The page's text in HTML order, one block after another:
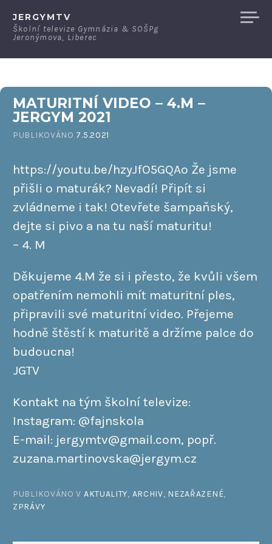
JERGYMTV
Školní televize Gymnázia & SOŠPg
Jeronýmova, Liberec
MATURITNÍ VIDEO – 4.M –
JERGYM 2021
PUBLIKOVÁNO 7.5.2021
https://youtu.be/hzyJfO5GQAo Že jsme
přišli o maturák? Nevadí! Připít si
zvládneme i tak! Otevřete šampaňský,
dejte si pivo a na tu naší maturitu!
– 4. M
Děkujeme 4.M že si i přesto, že kvůli všem
opatřením nemohli mít maturitní ples,
připravili své maturitní video. Přejeme
hodně štěstí k maturitě a držíme palce do
budoucna!
JGTV
Kontakt na tým školní televize:
Instagram: @fajnskola
E-mail: jergymtv@gmail.com, popř.
zuzana.martinovska@jergym.cz
PUBLIKOVÁNO V AKTUALITY, ARCHIV, NEZAŘAZENÉ,
ZPRÁVY